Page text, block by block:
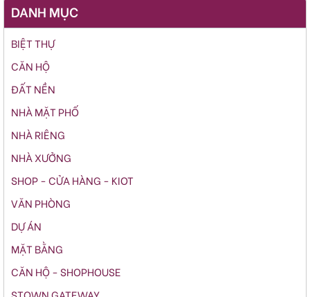
DANH MỤC
BIỆT THỰ
CĂN HỘ
ĐẤT NỀN
NHÀ MẶT PHỐ
NHÀ RIÊNG
NHÀ XƯỞNG
SHOP - CỬA HÀNG - KIOT
VĂN PHÒNG
DỰ ÁN
MẶT BẰNG
CĂN HỘ - SHOPHOUSE